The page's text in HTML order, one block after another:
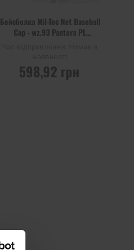
Бейсболка Mil-Tec Net Baseball
Cap - wz.93 Pantera PL
598,92 грн